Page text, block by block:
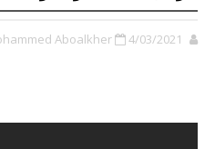
Aboalkher 4/03/2021